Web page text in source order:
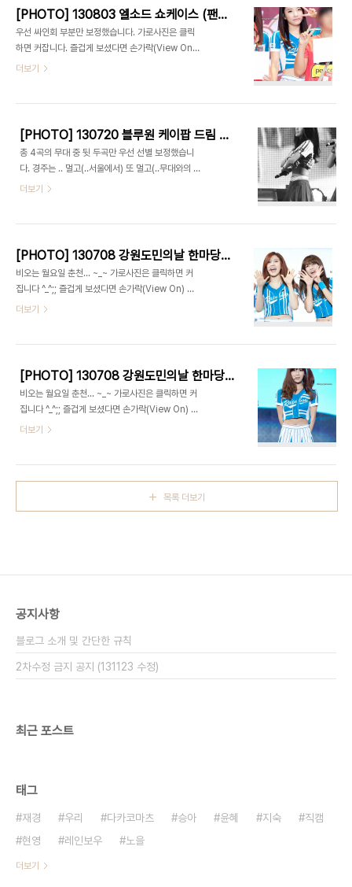
페스티벌
[PHOTO] 130803 엘소드 쇼케이스 (팬싸인회) - 레인보우 by 1st Holic
우선 싸인회 부분만 보정했습니다. 가로사진은 클릭
하면 커잡니다. 즐겁게 보셨다면 손가락(View On)
클릭 한번 부탁드립니다 ^^
더보기
[PHOTO] 130720 블루원 케이팝 드림 페스티벌 - 레인보우 part.1 by 1st Holic
총 4곡의 무대 중 뒷 두곡만 우선 선별 보정했습니
다. 경주는 .. 멀고(..서울에서) 또 멀고(..무대와의 거
리가.) 비싸고.. 더운 행사 장소 였네요... 조명까지 별
니다 ^^
더보기
[PHOTO] 130708 강원도민의날 한마당 대축제 - 레인보우 part.2 by 1st Holic
비오는 월요일 춘천... ~_~ 가로사진은 클릭하면 커
집니다 ^_^;; 즐겁게 보셨다면 손가락(View On) 클
릭 한번 부탁드립니다 ^^
더보기
[PHOTO] 130708 강원도민의날 한마당 대축제 - 레인보우 part.1 by 1st Holic
비오는 월요일 춘천... ~_~ 가로사진은 클릭하면 커
집니다 ^_^;; 즐겁게 보셨다면 손가락(View On) 클
릭 한번 부탁드립니다 ^^
더보기
목록 더보기
공지사항
블로그 소개 및 간단한 규칙
2차수정 금지 공지 (131123 수정)
최근 포스트
태그
재경 우리 다카코마츠 승아 윤혜 지숙
직캠
현영
레인보우 노을
더보기